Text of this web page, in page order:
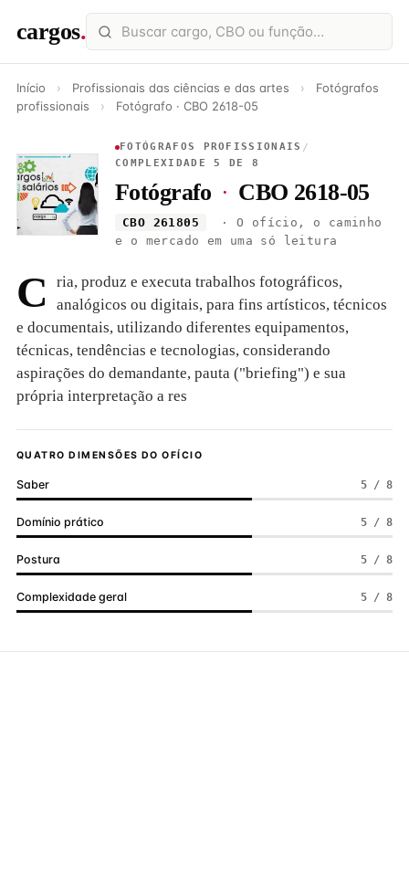
cargos.
Início › Profissionais das ciências e das artes ›
Fotógrafos
profissionais
› Fotógrafo · CBO 2618-05
FOTÓGRAFOS PROFISSIONAIS /
COMPLEXIDADE 5 DE 8
Fotógrafo · CBO 2618-05
CBO 261805
· O ofício, o caminho
e o mercado em uma só leitura
C
ria, produz e executa trabalhos fotográficos,
analógicos ou digitais, para fins artísticos, técnicos
e documentais, utilizando diferentes equipamentos,
técnicas, tendências e tecnologias, considerando
aspirações do demandante, pauta ("briefing") e sua
própria interpretação a res
QUATRO DIMENSÕES DO OFÍCIO
Saber 5 / 8
Domínio prático 5 / 8
Postura 5 / 8
Complexidade geral 5 / 8